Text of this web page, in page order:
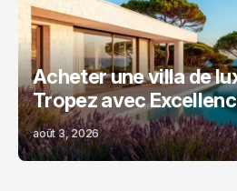
Acheter une villa de
Tropez avec
août 3, 2026